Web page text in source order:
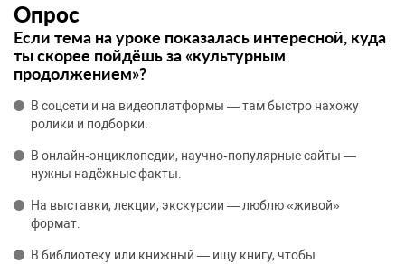
Опрос
Если тема на уроке показалась интересной, куда
ты скорее пойдёшь за «культурным
продолжением»?
В соцсети и на видеоплатформы — там быстро нахожу
ролики и подборки.
В онлайн‑энциклопедии, научно‑популярные сайты —
нужны надёжные факты.
На выставки, лекции, экскурсии — люблю «живой»
формат.
В библиотеку или книжный — ищу книгу, чтобы